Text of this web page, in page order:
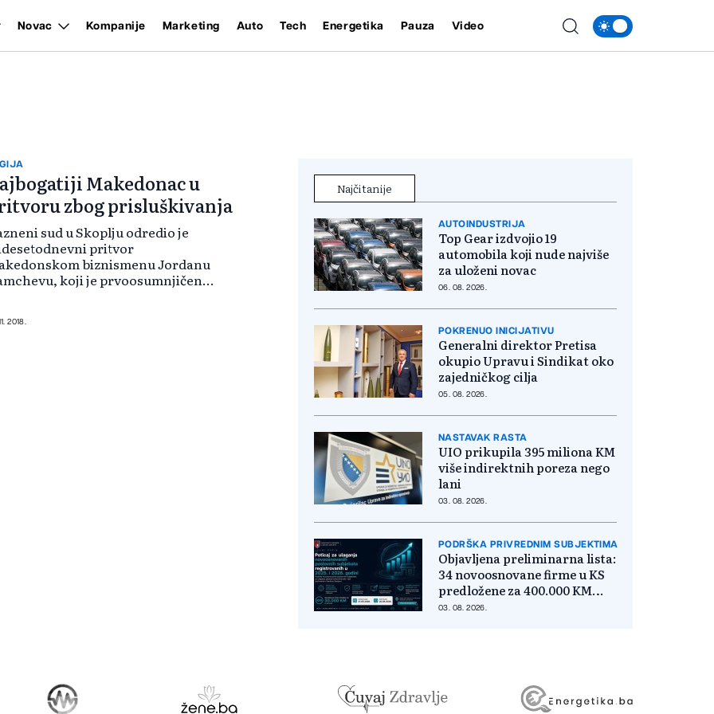
Novac Kompanije Marketing Auto Tech Energetika Pauza Video
Makedonac u
zbog prisluškivanja
sud u Skoplju odredio je
pritvor
biznismenu Jordanu
koji je prvoosumnjičeni
Pritvor je kasno sinoć
2018.
Najčitanije
AUTOINDUSTRIJA
Top Gear izdvojio 19
automobila koji nude najviše
za uloženi novac
06. 08. 2026.
POKRENUO INICIJATIVU
Generalni direktor Pretisa
okupio Upravu i Sindikat oko
zajedničkog cilja
05. 08. 2026.
NASTAVAK RASTA
UIO prikupila 395 miliona KM
više indirektnih poreza nego
lani
03. 08. 2026.
PODRŠKA PRIVREDNIM SUBJEKTIMA
Objavljena preliminarna lista:
34 novoosnovane firme u KS
predložene za 400.000 KM
poticaja
03. 08. 2026.